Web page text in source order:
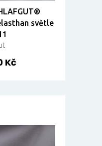
světle
Kč